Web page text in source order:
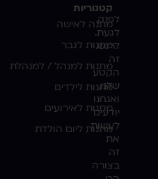
לפנק.
לגעת.
לרגש.
זה
הקטע
שלנו.
ואנחנו
יודעים
לעשות
את
זה
בצורה
קטגוריות
מתנה לאישה
מתנות לגבר
מתנות למנהל / למנהלת
מתנות לילדים
מתנות לאירועים
מתנות ליום הולדת